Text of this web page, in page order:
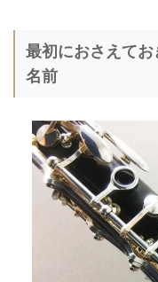
最初におさえて
名前